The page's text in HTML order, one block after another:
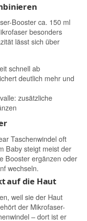
Booster ca. 150 ml
besonders
lässt sich über
schnell ab
deutlich mehr und
zusätzliche
Taschenwindel oft
Baby steigt meist der
Booster ergänzen oder
wechseln.
auf die Haut
weil sie der Haut
der Mikrofaser-
– dort ist er